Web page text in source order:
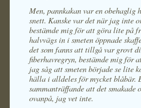
Men, pannkakan var en
snett. Kanske var det när jag inte
bestämde mig för att göra lite på
halvvägs in i smeten öppnade
det som fanns att tillgå var grovt
fiberhavregryn, bestämde mig för
jag såg att smeten började se lite
hälla i alldeles för mycket blåbär.
sammanträffande att det smakade
ovanpå, jag vet inte.